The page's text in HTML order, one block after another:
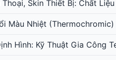
Skin Thiết Bị: Chất
Màu Nhiệt (Thermochromic)
Hình: Kỹ Thuật Gia Công